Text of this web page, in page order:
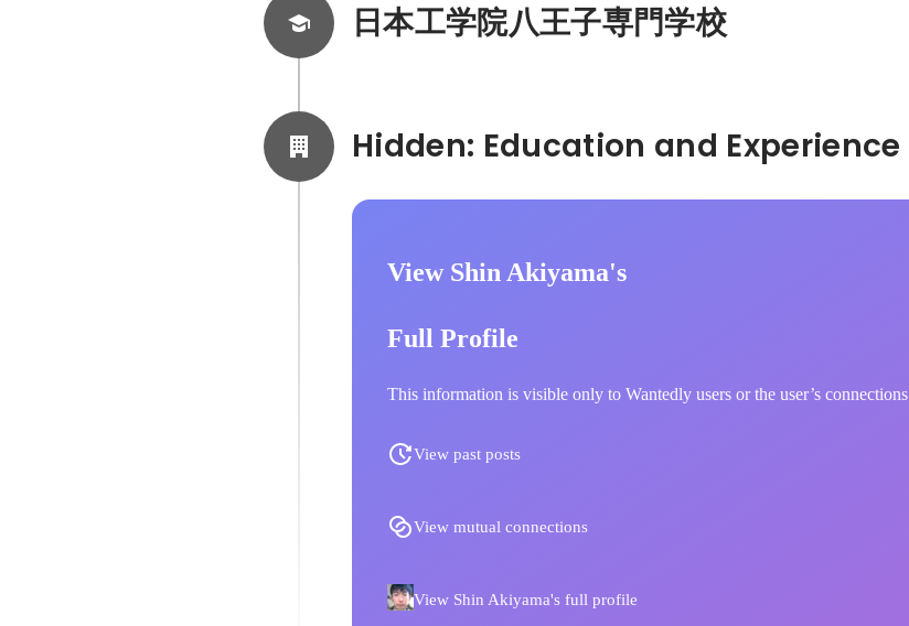
日本工学院八王子専門学校
View Shin Akiyama's
Full Profile
This information is visible only to Wantedly users or the user’s connections
View past posts
View mutual connections
View Shin Akiyama's full profile